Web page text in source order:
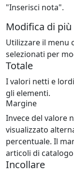
"Inserisci nota".
Modifica di
Utilizzare il menu
selezionati per
Totale
I valori netti e
gli elementi.
Margine
Invece del valore
visualizzato
percentuale. Il
articoli di
Incollare